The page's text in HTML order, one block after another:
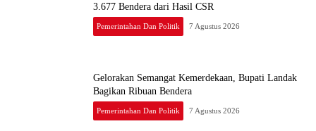
3.677 Bendera dari Hasil CSR
Pemerintahan Dan Politik 7 Agustus 2026
Gelorakan Semangat Kemerdekaan, Bupati Landak
Bagikan Ribuan Bendera
Pemerintahan Dan Politik 7 Agustus 2026